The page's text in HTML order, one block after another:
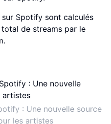
Spotify sont calculés
de streams par le
: Une nouvelle source
les artistes